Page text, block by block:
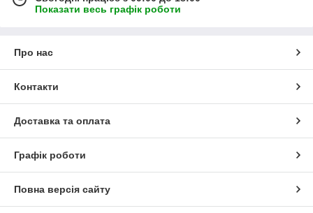
Показати весь графік роботи
Про нас
Контакти
Доставка та оплата
Графік роботи
Повна версія сайту